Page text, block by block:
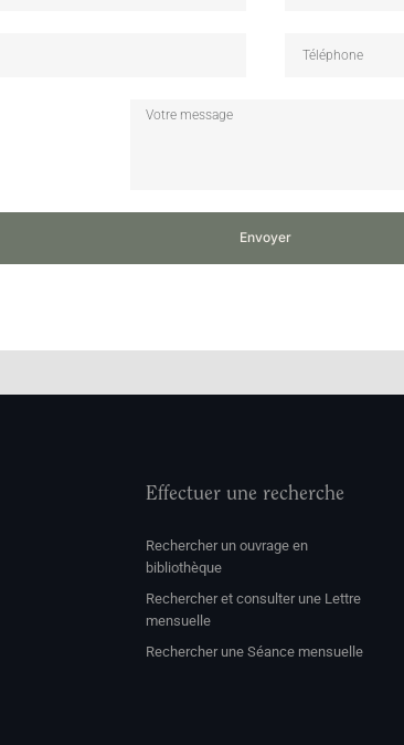
Envoyer
Effectuer une recherche
Rechercher un ouvrage en
bibliothèque
Rechercher et consulter une Lettre
mensuelle
Rechercher une Séance mensuelle